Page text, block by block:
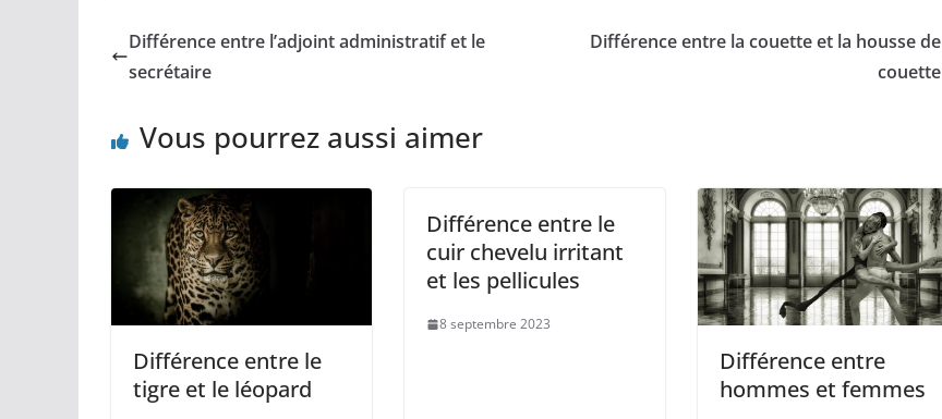
Différence entre l’adjoint administratif et le
secrétaire
Différence entre la couette et la housse de
couette
Vous pourrez aussi aimer
Différence entre le
tigre et le léopard
Différence entre le
cuir chevelu irritant
et les pellicules
8 septembre 2023
Différence entre
hommes et femmes